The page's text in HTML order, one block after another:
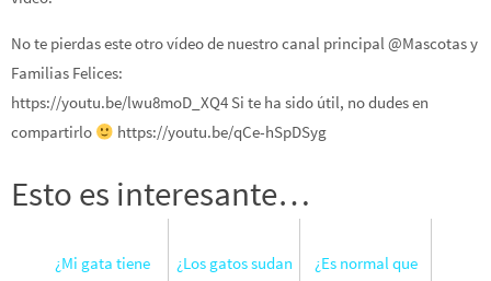
No te pierdas este otro vídeo de nuestro canal principal @Mascotas y
Familias Felices:
https://youtu.be/lwu8moD_XQ4 Si te ha sido útil, no dudes en
compartirlo
https://youtu.be/qCe-hSpDSyg
Esto es interesante…
¿Mi gata tiene
¿Los gatos sudan
¿Es normal que